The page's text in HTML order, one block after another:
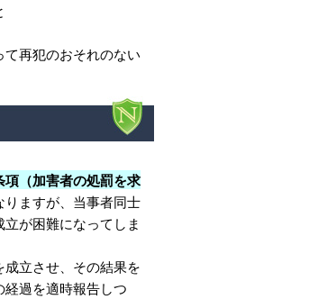
再犯のおそれのない
項（加害者の処罰を求
ますが、当事者同士
立が困難になってしま
立させ、その結果を
経過を適時報告しつ